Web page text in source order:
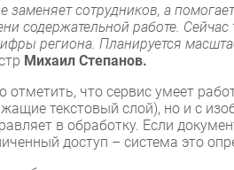
заменяет сотрудников, а
содержательной работе.
региона. Планируется
Михаил Степанов.
отметить, что сервис умеет
текстовый слой), но и с
в обработку. Если
доступ – система это